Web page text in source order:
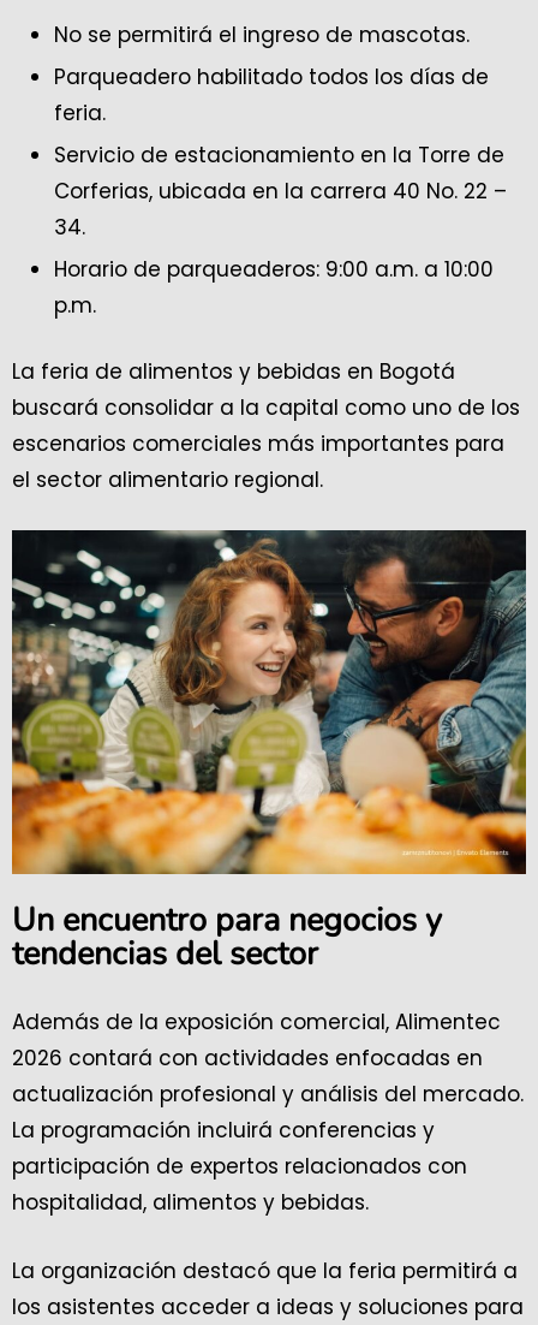
No se permitirá el ingreso de mascotas.
Parqueadero habilitado todos los días de
feria.
Servicio de estacionamiento en la Torre de
Corferias, ubicada en la carrera 40 No. 22 –
34.
Horario de parqueaderos: 9:00 a.m. a 10:00
p.m.
La feria de alimentos y bebidas en Bogotá
buscará consolidar a la capital como uno de los
escenarios comerciales más importantes para
el sector alimentario regional.
Un encuentro para negocios y
tendencias del sector
Además de la exposición comercial, Alimentec
2026 contará con actividades enfocadas en
actualización profesional y análisis del mercado.
La programación incluirá conferencias y
participación de expertos relacionados con
hospitalidad, alimentos y bebidas.
La organización destacó que la feria permitirá a
los asistentes acceder a ideas y soluciones para